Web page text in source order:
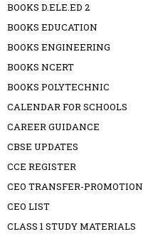
BOOKS D.ELE.ED 2
BOOKS EDUCATION
BOOKS ENGINEERING
BOOKS NCERT
BOOKS POLYTECHNIC
CALENDAR FOR SCHOOLS
CAREER GUIDANCE
CBSE UPDATES
CCE REGISTER
CEO TRANSFER-PROMOTION
CEO LIST
CLASS 1 STUDY MATERIALS